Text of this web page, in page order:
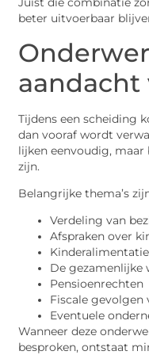
Juist die combinatie
beter uitvoerbaar
aandacht
Tijdens een scheiding
dan vooraf wordt
lijken eenvoudig,
zijn.
Belangrijke thema’s
Verdeling van
Afspraken over
De gezamenlijke
Pensioenrechten
Fiscale gevolgen
Eventuele
Wanneer deze
besproken, ontstaat